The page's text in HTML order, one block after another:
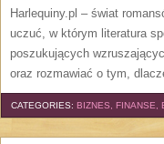
Harlequiny.pl – świat
uczuć, w którym literatura
poszukujących
oraz rozmawiać o tym,
CATEGORIES: BIZNES, FINANSE,